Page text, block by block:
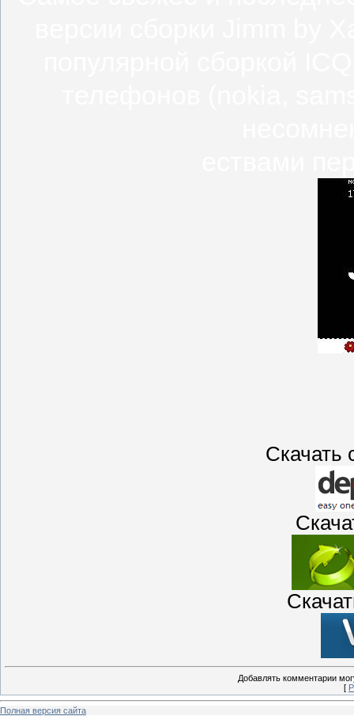
Скачать
Добавлять комментарии
[
Полная версия сайта